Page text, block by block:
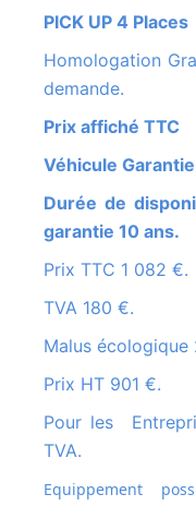
PICK UP 4
Homologation Gratuite en 3 , 5 ou 6 Places sur
demande.
Prix affiché TTC
Véhicule
Durée de disponibilité des pièces détachées:
garantie 10 ans.
Prix TTC 1 082 €.
TVA 180 €.
Malus
Prix HT 901 €.
Pour les Entreprise le paiement dû est HORS
TVA.
Equippement